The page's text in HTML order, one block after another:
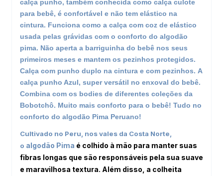
calça punho, também conhecida como calça culote
para bebê, é confortável e não tem elástico na
cintura. Funciona como a calça com coz de elástico
usada pelas grávidas com o conforto do algodão
pima. Não aperta a barriguinha do bebê nos seus
primeiros meses e mantem os pezinhos protegidos.
Calça com punho duplo na cintura e com pezinhos. A
calça punho Azul, super versátil no enxoval do bebê.
Combina com os bodies de diferentes coleções da
Bobotchô. Muito mais conforto para o bebê! Tudo no
conforto do algodão Pima Peruano!
Cultivado no Peru, nos vales da Costa Norte,
o algodão Pima é colhido à mão para manter suas
fibras longas que são responsáveis pela sua suave
e maravilhosa textura. Além disso, a colheita